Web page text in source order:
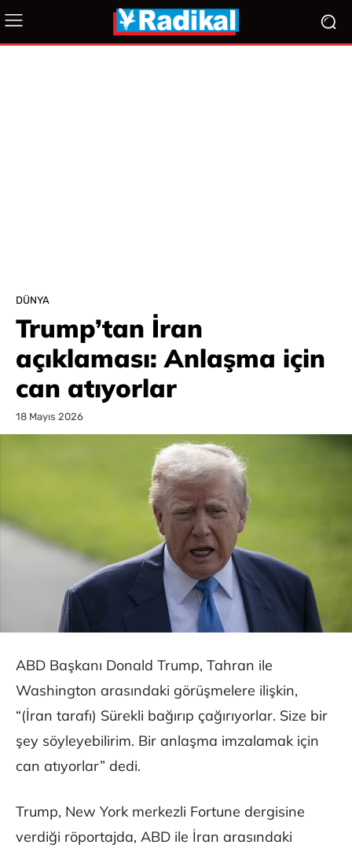
DÜNYA
Trump’tan İran
açıklaması: Anlaşma için
can atıyorlar
18 Mayıs 2026
ABD Başkanı Donald Trump, Tahran ile
Washington arasındaki görüşmelere ilişkin,
“(İran tarafı) Sürekli bağırıp çağırıyorlar. Size bir
şey söyleyebilirim. Bir anlaşma imzalamak için
can atıyorlar” dedi.
Trump, New York merkezli Fortune dergisine
verdiği röportajda, ABD ile İran arasındaki